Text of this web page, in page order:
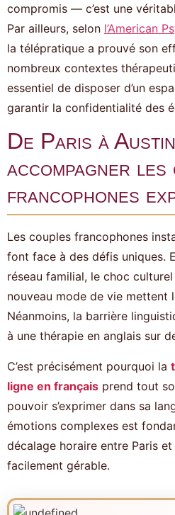
compromis — c’est une
Par ailleurs, selon l’American
la télépratique a prouvé son
nombreux contextes
essentiel de disposer d’un
garantir la confidentialité des
De Paris à
accompagner les
francophones
Les couples francophones
font face à des défis uniques.
réseau familial, le choc
nouveau mode de vie mettent
Néanmoins, la barrière
à une thérapie en anglais sur
C’est précisément pourquoi la
ligne en français prend tout
pouvoir s’exprimer dans sa
émotions complexes est
décalage horaire entre Paris
facilement gérable.